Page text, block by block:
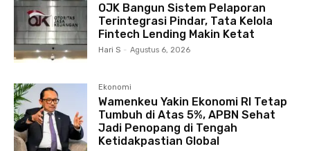
OJK Bangun Sistem Pelaporan
Terintegrasi Pindar, Tata Kelola
Fintech Lending Makin Ketat
Hari S - Agustus 6, 2026
Ekonomi
Wamenkeu Yakin Ekonomi RI Tetap
Tumbuh di Atas 5%, APBN Sehat
Jadi Penopang di Tengah
Ketidakpastian Global